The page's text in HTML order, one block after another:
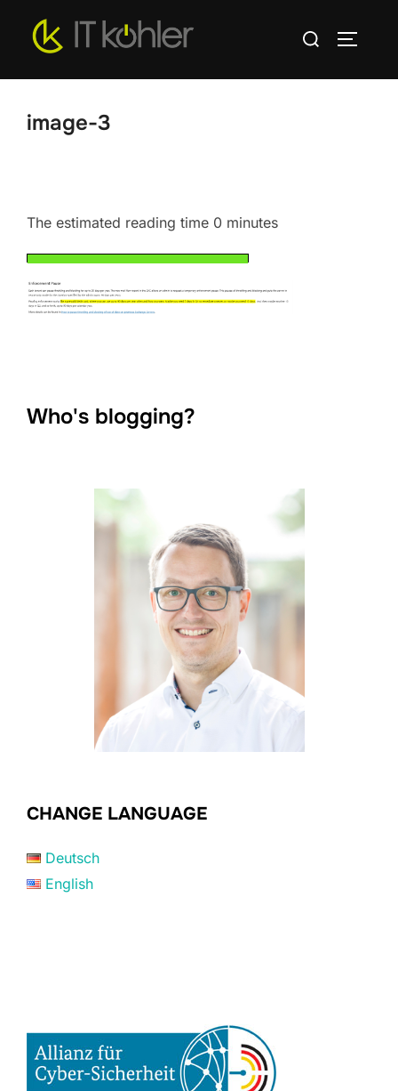
Inhalt
Suchen
image-3
The estimated reading time 0 minutes
Who's blogging?
CHANGE LANGUAGE
Deutsch
English